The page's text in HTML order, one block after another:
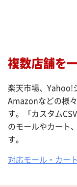
複数店舗を
楽天市場、Yahoo!
Amazonなどの様
す。「カスタム
のモールやカート
す。
対応モール・カー